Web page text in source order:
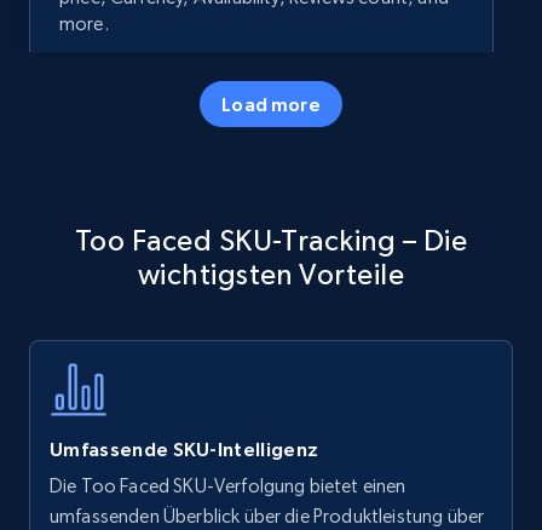
more.
5.7K+ Jetzt anfangen
specific keywords
Title, Seller name, Brand, Description, Initial
Amazon products - find products by using
Load more
Too Faced SKU-Tracking – Die
wichtigsten Vorteile
Umfassende SKU-Intelligenz
Die Too Faced SKU-Verfolgung bietet einen
umfassenden Überblick über die Produktleistung über